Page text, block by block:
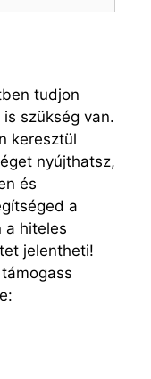
tudjon
szükség van.
keresztül
nyújthatsz,
és
a
a hiteles
jelentheti!